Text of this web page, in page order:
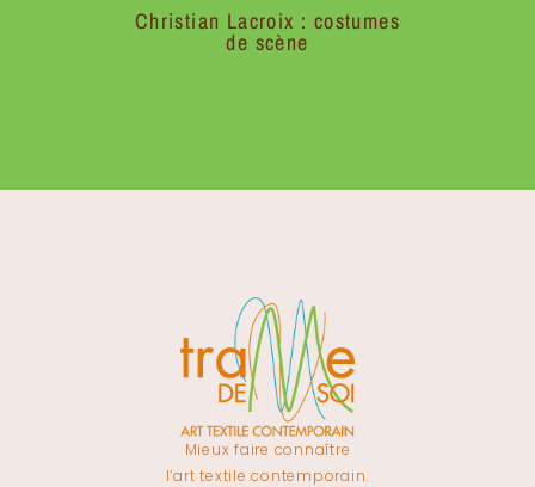
Christian Lacroix : costumes
de scène
Mieux faire connaître
l’art textile contemporain.